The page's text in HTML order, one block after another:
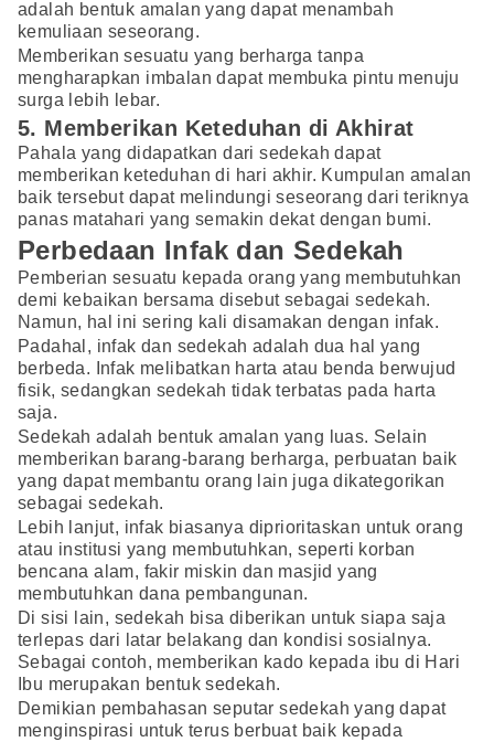
adalah bentuk amalan yang dapat menambah
kemuliaan seseorang.
Memberikan sesuatu yang berharga tanpa
mengharapkan imbalan dapat membuka pintu menuju
surga lebih lebar.
5. Memberikan Keteduhan di Akhirat
Pahala yang didapatkan dari sedekah dapat
memberikan keteduhan di hari akhir. Kumpulan amalan
baik tersebut dapat melindungi seseorang dari teriknya
panas matahari yang semakin dekat dengan bumi.
Perbedaan Infak dan Sedekah
Pemberian sesuatu kepada orang yang membutuhkan
demi kebaikan bersama disebut sebagai sedekah.
Namun, hal ini sering kali disamakan dengan infak.
Padahal, infak dan sedekah adalah dua hal yang
berbeda. Infak melibatkan harta atau benda berwujud
fisik, sedangkan sedekah tidak terbatas pada harta
saja.
Sedekah adalah bentuk amalan yang luas. Selain
memberikan barang-barang berharga, perbuatan baik
yang dapat membantu orang lain juga dikategorikan
sebagai sedekah.
Lebih lanjut, infak biasanya diprioritaskan untuk orang
atau institusi yang membutuhkan, seperti korban
bencana alam, fakir miskin dan masjid yang
membutuhkan dana pembangunan.
Di sisi lain, sedekah bisa diberikan untuk siapa saja
terlepas dari latar belakang dan kondisi sosialnya.
Sebagai contoh, memberikan kado kepada ibu di Hari
Ibu merupakan bentuk sedekah.
Demikian pembahasan seputar sedekah yang dapat
menginspirasi untuk terus berbuat baik kepada